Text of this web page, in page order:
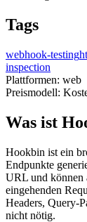
Tags
webhook-testing
inspection
Plattformen: web
Preismodell:
Was ist
Hookbin ist ein
Endpunkte
URL und können
eingehenden
Headers, Query-
nicht nötig.